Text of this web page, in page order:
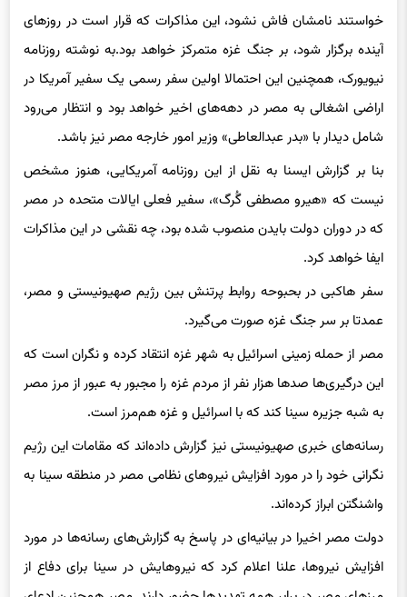
خواستند نامشان فاش نشود، این مذاکرات که قرار است در روزهای
آینده برگزار شود، بر جنگ غزه متمرکز خواهد بود.به نوشته روزنامه
نیویورک، همچنین این احتمالا اولین سفر رسمی یک سفیر آمریکا در
اراضی اشغالی به مصر در دهه‌های اخیر خواهد بود و انتظار می‌رود
شامل دیدار با «بدر عبدالعاطی» وزیر امور خارجه مصر نیز باشد.
بنا بر گزارش ایسنا به نقل از این روزنامه آمریکایی، هنوز مشخص
نیست که «هیرو مصطفی گُرگ»، سفیر فعلی ایالات متحده در مصر
که در دوران دولت بایدن منصوب شده بود، چه نقشی در این مذاکرات
ایفا خواهد کرد.
سفر هاکبی در بحبوحه روابط پرتنش بین رژیم صهیونیستی و مصر،
عمدتا بر سر جنگ غزه صورت می‌گیرد.
مصر از حمله زمینی اسرائیل به شهر غزه انتقاد کرده و نگران است که
این درگیری‌ها صدها هزار نفر از مردم غزه را مجبور به عبور از مرز مصر
به شبه جزیره سینا کند که با اسرائیل و غزه هم‌مرز است.
رسانه‌های خبری صهیونیستی نیز گزارش داده‌اند که مقامات این رژیم
نگرانی خود را در مورد افزایش نیروهای نظامی مصر در منطقه سینا به
واشنگتن ابراز کرده‌اند.
دولت مصر اخیرا در بیانیه‌ای در پاسخ به گزارش‌های رسانه‌ها در مورد
افزایش نیروها، علنا اعلام کرد که نیروهایش در سینا برای دفاع از